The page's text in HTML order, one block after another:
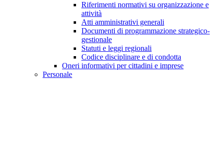
Riferimenti normativi su organizzazione e
attività
Atti amministrativi generali
Documenti di programmazione strategico-
gestionale
Statuti e leggi regionali
Codice disciplinare e di condotta
Oneri informativi per cittadini e imprese
Personale